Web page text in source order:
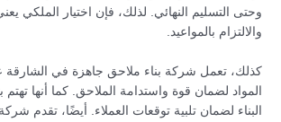
وحتى التسليم النهائي. لذلك، فإن اختيار الملكي
والالتزام بالمواعيد.
كذلك، تعمل شركة بناء ملاحق جاهزة في
المواد لضمان قوة واستدامة الملاحق. كما أنها
البناء لضمان تلبية توقعات العملاء. أيضًا، تقدم